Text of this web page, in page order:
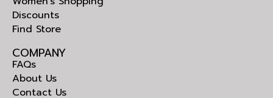
Discounts
Find Store
COMPANY
FAQs
About Us
Contact Us